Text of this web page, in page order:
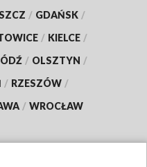
/ GDAŃSK /
/ KIELCE /
/ OLSZTYN /
/ RZESZÓW /
/ WROCŁAW